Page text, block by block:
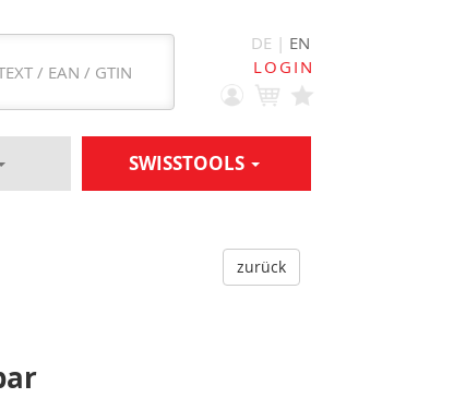
DE | EN
LOGIN
SWISSTOOLS
zurück